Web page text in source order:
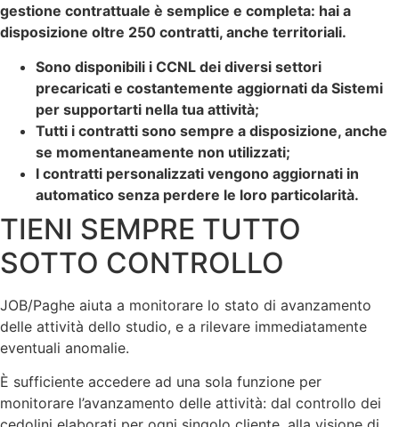
gestione contrattuale è semplice e completa: hai a
disposizione oltre 250 contratti, anche territoriali.
Sono disponibili i CCNL dei diversi settori
precaricati e costantemente aggiornati da Sistemi
per supportarti nella tua attività;
Tutti i contratti sono sempre a disposizione, anche
se momentaneamente non utilizzati;
I contratti personalizzati vengono aggiornati in
automatico senza perdere le loro particolarità.
TIENI SEMPRE TUTTO
SOTTO CONTROLLO
JOB/Paghe aiuta a monitorare lo stato di avanzamento
delle attività dello studio, e a rilevare immediatamente
eventuali anomalie.
È sufficiente accedere ad una sola funzione per
monitorare l’avanzamento delle attività: dal controllo dei